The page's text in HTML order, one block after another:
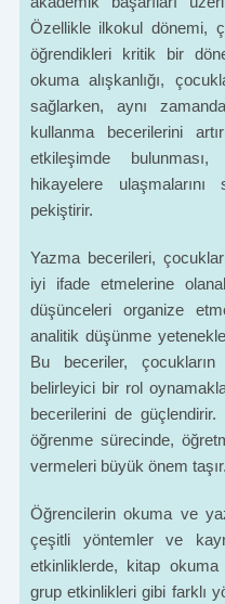
Özellikle ilkokul dönemi,
öğrendikleri kritik bir
okuma alışkanlığı,
sağlarken, aynı
kullanma becerilerini
etkileşimde
hikayelere
pekiştirir.
Yazma becerileri,
iyi ifade etmelerine
düşünceleri organize
analitik düşünme
Bu beceriler, çocukların
belirleyici bir rol
becerilerini de
öğrenme sürecinde,
vermeleri büyük önem taşır.
Öğrencilerin okuma ve
çeşitli yöntemler ve
etkinliklerde, kitap
grup etkinlikleri gibi farklı